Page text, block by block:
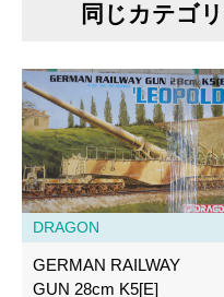
同じカテゴ
DRAGON
GERMAN RAILWAY
GUN 28cm K5[E]